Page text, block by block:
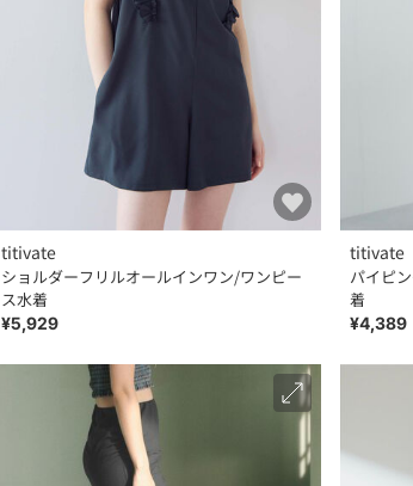
titivate
ショルダーフリルオールインワン/ワンピー
ス水着
¥5,929
titivate
パイピ
着
¥4,389